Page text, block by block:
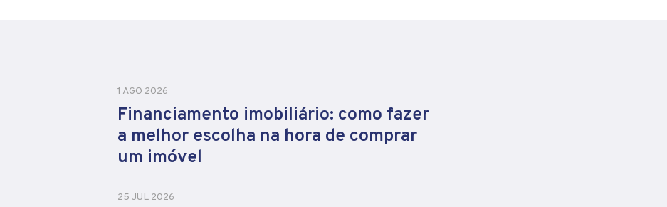
1 AGO 2026
Financiamento imobiliário: como fazer
a melhor escolha na hora de comprar
um imóvel
25 JUL 2026